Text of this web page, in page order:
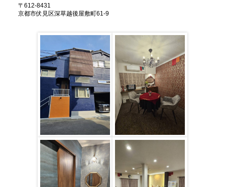
〒612-8431
京都市伏見区深草越後屋敷町61-9